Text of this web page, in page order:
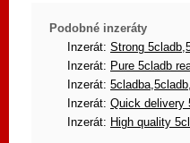
Podobné inzeráty
Inzerát: Strong
Inzerát: Pure 5cladb
Inzerát:
Inzerát: Quick delivery
Inzerát: High quality